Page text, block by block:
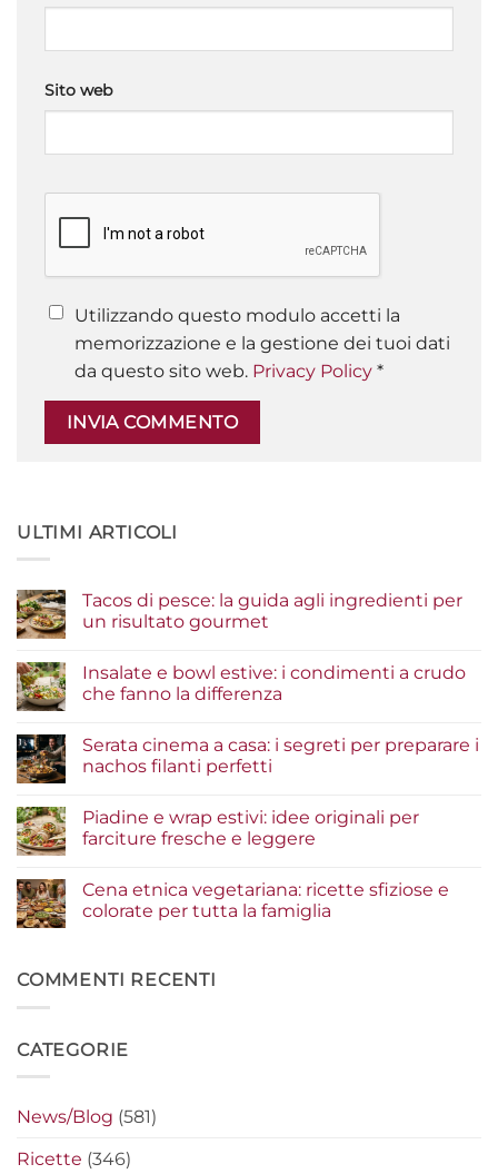
Sito web
Utilizzando questo modulo accetti la
memorizzazione e la gestione dei tuoi dati
da questo sito web. Privacy Policy *
ULTIMI ARTICOLI
Tacos di pesce: la guida agli ingredienti per
un risultato gourmet
su
Tacos
di
guida
agli
ingredienti
risultato
gourmet
Insalate e bowl estive: i condimenti a crudo
che fanno la differenza
su
Insalate
e
condimenti
a
fanno
la
differenza
Serata cinema a casa: i segreti per preparare i
nachos filanti perfetti
su
Serata
cinema
i
segreti
per
filanti
perfetti
Piadine e wrap estivi: idee originali per
farciture fresche e leggere
su
Piadine
e
originali
per
leggere
Cena etnica vegetariana: ricette sfiziose e
colorate per tutta la famiglia
Cena
etnica
e
la
famiglia
COMMENTI RECENTI
CATEGORIE
News/Blog (581)
Ricette (346)